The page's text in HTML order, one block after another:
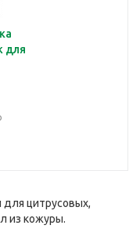
для
цитрусовых,
из кожуры.